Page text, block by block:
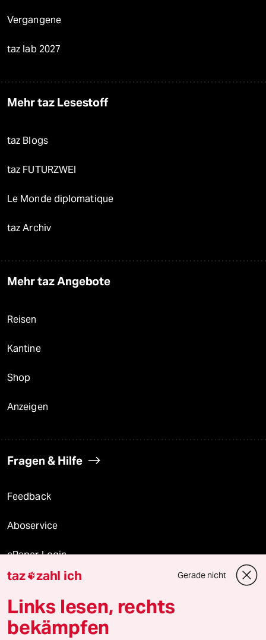
Vergangene
taz lab 2027
Mehr taz Lesestoff
taz Blogs
taz FUTURZWEI
Le Monde diplomatique
taz Archiv
Mehr taz Angebote
Reisen
Kantine
Shop
Anzeigen
Fragen & Hilfe
Feedback
Aboservice
ePaper Login
Downloads für Abonnierende
taz zahl ich Gerade nicht
Links lesen, rechts
bekämpfen